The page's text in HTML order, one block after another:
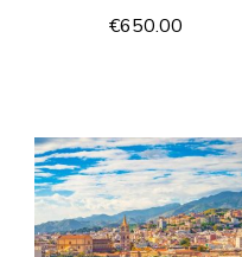
€650.00